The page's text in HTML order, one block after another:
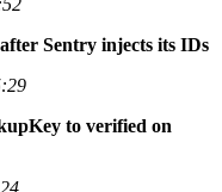
Sentry injects its IDs
to verified on